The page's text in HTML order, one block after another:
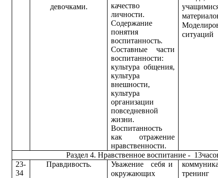
девочками.
качество
личности.
Содержание
понятия
воспитанность.
Составные части
воспитанности:
культура общения,
культура
внешности,
культура
организации
повседневной
жизни.
Воспитанность
как отражение
нравственности.
ситуаций
Раздел 4. Нравственное воспитание -
23-
34
Правдивость.
Уважение себя и
окружающих